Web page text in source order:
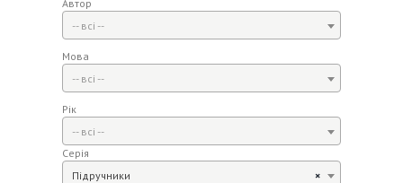
Автор
-- всі --
Мова
-- всі --
Рік
-- всі --
Серія
×
Підручники